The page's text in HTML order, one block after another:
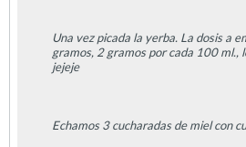
Una vez picada la yerba. La dosis a
gramos, 2 gramos por cada 100 ml.,
jejeje
Echamos 3 cucharadas de miel con